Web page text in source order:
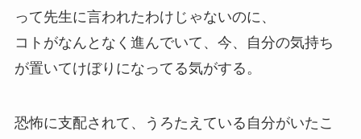
って先生に言われたわけじゃないのに、
コトがなんとなく進んでいて、今、自分の気持ち
が置いてけぼりになってる気がする。
恐怖に支配されて、うろたえている自分がいたこ